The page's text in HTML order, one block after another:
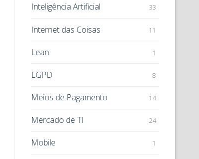
Inteligência Artificial 33
Internet das Coisas 11
Lean 1
LGPD 8
Meios de Pagamento 14
Mercado de TI 24
Mobile 1